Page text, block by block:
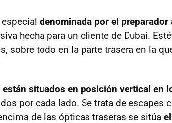
denominada por el preparador
hecha para un cliente de Dubai.
sobre todo en la parte trasera en la
están situados en posición vertical en
por cada lado. Se trata de escapes
de las ópticas traseras se sitúa